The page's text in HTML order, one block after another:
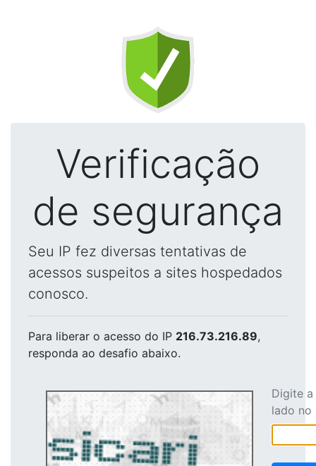
Verificação
de segurança
Seu IP fez diversas tentativas de
acessos suspeitos a sites hospedados
conosco.
Para liberar o acesso do IP 216.73.216.89,
responda ao desafio abaixo.
Digite
lado no